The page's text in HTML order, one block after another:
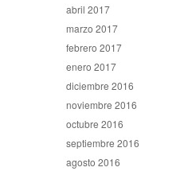
abril 2017
marzo 2017
febrero 2017
enero 2017
diciembre 2016
noviembre 2016
octubre 2016
septiembre 2016
agosto 2016